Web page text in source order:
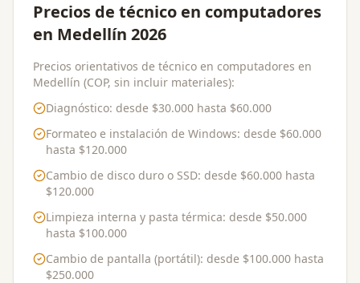
Precios de técnico en computadores
en Medellín 2026
Precios orientativos de técnico en computadores en
Medellín (COP, sin incluir materiales):
Diagnóstico: desde $30.000 hasta $60.000
Formateo e instalación de Windows: desde $60.000
hasta $120.000
Cambio de disco duro o SSD: desde $60.000 hasta
$120.000
Limpieza interna y pasta térmica: desde $50.000
hasta $100.000
Cambio de pantalla (portátil): desde $100.000 hasta
$250.000